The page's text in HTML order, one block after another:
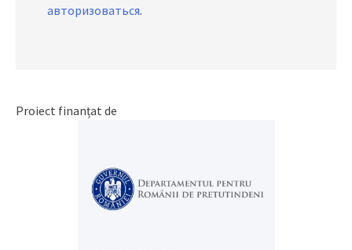
авторизоваться.
Proiect finanțat de